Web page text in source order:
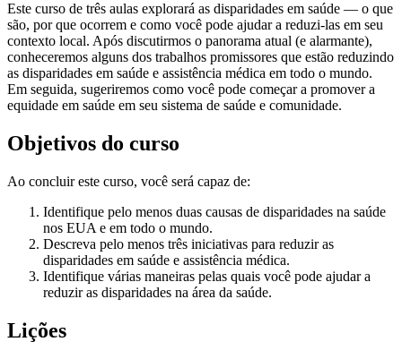
Este curso de três aulas explorará as disparidades em saúde — o que
são, por que ocorrem e como você pode ajudar a reduzi-las em seu
contexto local. Após discutirmos o panorama atual (e alarmante),
conheceremos alguns dos trabalhos promissores que estão reduzindo
as disparidades em saúde e assistência médica em todo o mundo.
Em seguida, sugeriremos como você pode começar a promover a
equidade em saúde em seu sistema de saúde e comunidade.
Objetivos do curso
Ao concluir este curso, você será capaz de:
Identifique pelo menos duas causas de disparidades na saúde
nos EUA e em todo o mundo.
Descreva pelo menos três iniciativas para reduzir as
disparidades em saúde e assistência médica.
Identifique várias maneiras pelas quais você pode ajudar a
reduzir as disparidades na área da saúde.
Lições